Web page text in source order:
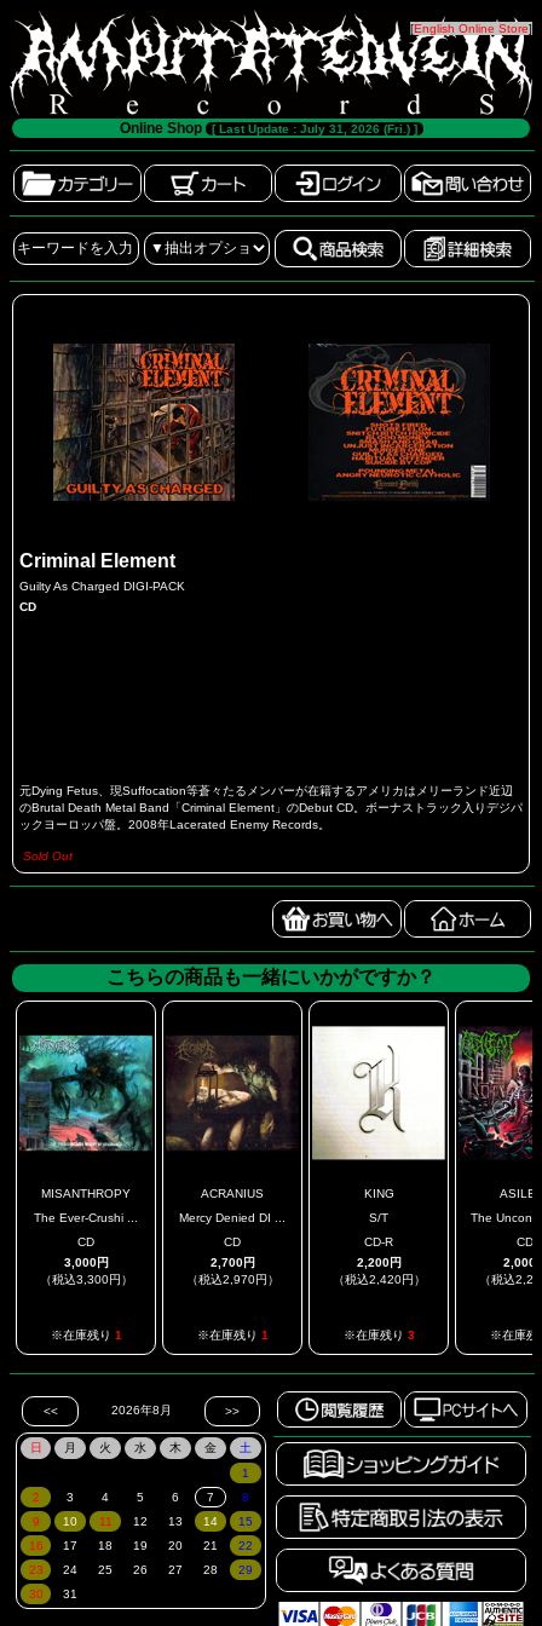
[English Online Store]
Online Shop [ Last Update : July 31, 2026 (Fri.) ]
Criminal Element
Guilty As Charged DIGI-PACK
CD
元Dying Fetus、現Suffocation等蒼々たるメンバーが在籍するアメリカはメリーランド近辺
のBrutal Death Metal Band「Criminal Element」のDebut CD。ボーナストラック入りデジパ
ックヨーロッパ盤。2008年Lacerated Enemy Records。
Sold Out
こちらの商品も一緒にいかがですか？
MISANTHROPY
The Ever-Crushi ...
CD
3,000円
（税込3,300円）
※在庫残り 1
ACRANIUS
Mercy Denied DI ...
CD
2,700円
（税込2,970円）
※在庫残り 1
KING
S/T
CD-R
2,200円
（税込2,420円）
※在庫残り 3
The
CD
2,000
（税込
※在庫残